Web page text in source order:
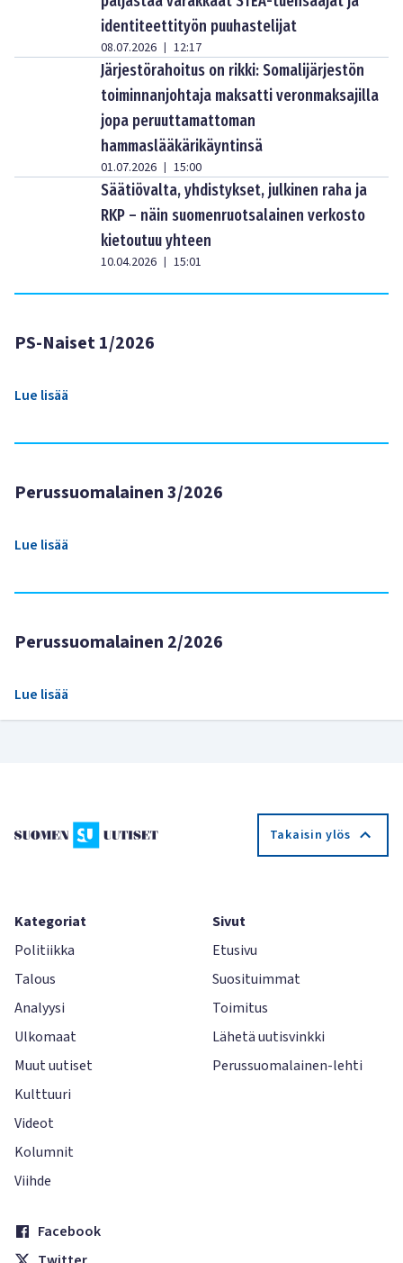
identiteettityön puuhastelijat
08.07.2026 | 12:17
Järjestörahoitus on rikki: Somalijärjestön
toiminnanjohtaja maksatti veronmaksajilla
jopa peruuttamattoman
hammaslääkärikäyntinsä
01.07.2026 | 15:00
Säätiövalta, yhdistykset, julkinen raha ja
RKP – näin suomenruotsalainen verkosto
kietoutuu yhteen
10.04.2026 | 15:01
PS-Naiset 1/2026
Lue lisää
Perussuomalainen 3/2026
Lue lisää
Perussuomalainen 2/2026
Lue lisää
Takaisin ylös
Kategoriat
Politiikka
Talous
Analyysi
Ulkomaat
Muut uutiset
Kulttuuri
Videot
Kolumnit
Viihde
Sivut
Etusivu
Suosituimmat
Toimitus
Lähetä uutisvinkki
Perussuomalainen-lehti
Facebook